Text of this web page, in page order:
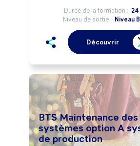
Durée de la formation : 24
Niveau de sortie : Niveau
Découvrir
BTS Maintenance des
systèmes option A
de production